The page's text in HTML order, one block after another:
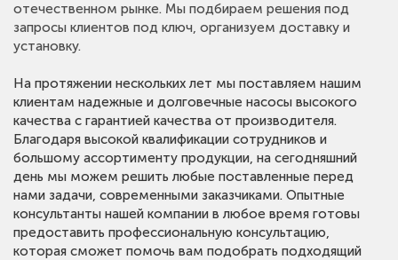
отечественном рынке. Мы подбираем решения под
запросы клиентов под ключ, организуем доставку и
установку.
На протяжении нескольких лет мы поставляем нашим
клиентам надежные и долговечные насосы высокого
качества с гарантией качества от производителя.
Благодаря высокой квалификации сотрудников и
большому ассортименту продукции, на сегодняшний
день мы можем решить любые поставленные перед
нами задачи, современными заказчиками. Опытные
консультанты нашей компании в любое время готовы
предоставить профессиональную консультацию,
которая сможет помочь вам подобрать подходящий
Деятельность компании Pedrollo Россия состоит в
раскрытии Российского рынка в сфере узнаваемости
торгового бренда «Pedrollo», в значительном
расширении сбытового сегмента и сервисном
обслуживании работающего оборудования на
территории РФ. В настоящее время российский рынок
имеет мощный потенциал для торговой марки
Pedrollo, целенаправленная работа в этом
направлении, способна привести к увеличению
объемов продаж в несколько раз, при этом обойти
конкурентов за счет безупречного качества продукции
и наиболее эффективной ценовой политики.